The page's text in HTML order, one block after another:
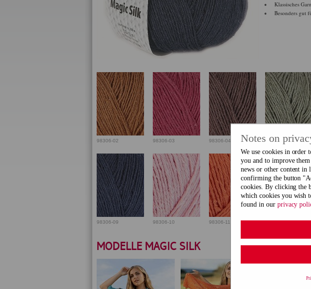
Klassisches
Besonders gut
98306-02 98306-03 98306-04 98306-05
98306-09 98306-10 98306-11 98306-12
MODELLE MAGIC SILK
Notes on
We use cookies in order
you and to improve
news or other content
confirming the button
cookies. By clicking the
which cookies you wish
found in our privacy